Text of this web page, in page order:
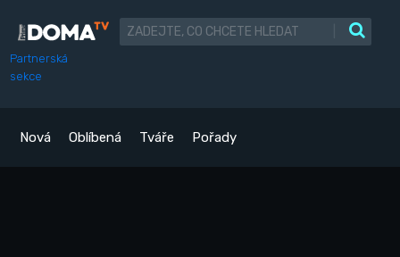
Partnerská
sekce
Nová Oblíbená Tváře Pořady